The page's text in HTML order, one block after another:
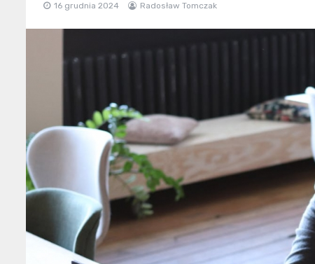
16 grudnia 2024 Radosław Tomczak